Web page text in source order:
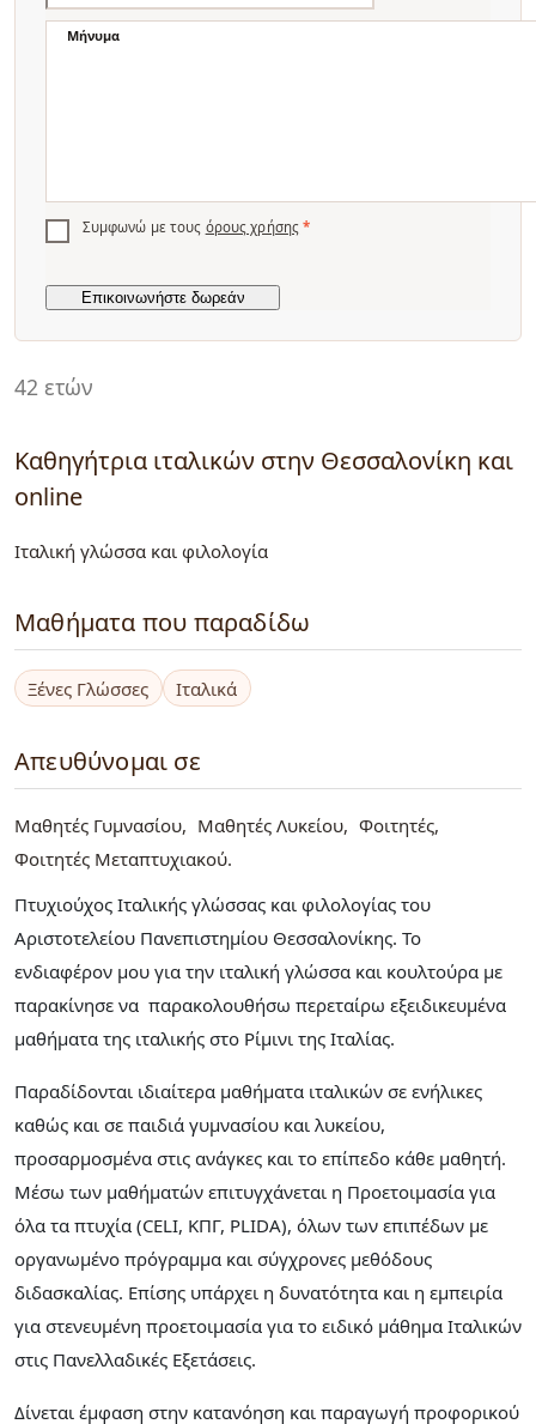
42 ετών
Καθηγήτρια ιταλικών στην Θεσσαλονίκη και
online
Ιταλική γλώσσα και φιλολογία
Μαθήματα που παραδίδω
Ξένες Γλώσσες Ιταλικά
Απευθύνομαι σε
Μαθητές Γυμνασίου Μαθητές Λυκείου
Φοιτητές
Φοιτητές Μεταπτυχιακού
Πτυχιούχος Ιταλικής γλώσσας και φιλολογίας του
Αριστοτελείου Πανεπιστημίου Θεσσαλονίκης. Το
ενδιαφέρον μου για την ιταλική γλώσσα και κουλτούρα με
παρακίνησε να παρακολουθήσω περεταίρω εξειδικευμένα
μαθήματα της ιταλικής στο Ρίμινι της Ιταλίας.
Παραδίδονται ιδιαίτερα μαθήματα ιταλικών σε ενήλικες
καθώς και σε παιδιά γυμνασίου και λυκείου,
προσαρμοσμένα στις ανάγκες και το επίπεδο κάθε μαθητή.
Μέσω των μαθήματών επιτυγχάνεται η Προετοιμασία για
όλα τα πτυχία (CELI, ΚΠΓ, PLIDA), όλων των επιπέδων με
οργανωμένο πρόγραμμα και σύγχρονες μεθόδους
διδασκαλίας. Επίσης υπάρχει η δυνατότητα και η εμπειρία
για στενευμένη προετοιμασία για το ειδικό μάθημα Ιταλικών
στις Πανελλαδικές Εξετάσεις.
Δίνεται έμφαση στην κατανόηση και παραγωγή προφορικού
Μήνυμα
Συμφωνώ με τους όρους χρήσης *